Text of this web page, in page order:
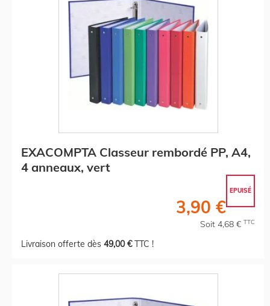
EXACOMPTA Classeur rembordé PP, A4,
4 anneaux, vert
EPUISÉ
3,90 €
Soit 4,68 € TTC
Livraison offerte dès 49,00 €TTC !